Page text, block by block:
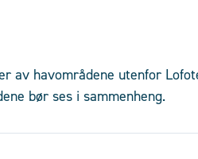
av havområdene utenfor
bør ses i sammenheng.